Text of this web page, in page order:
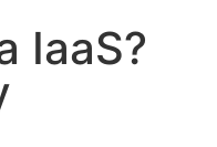
IaaS?